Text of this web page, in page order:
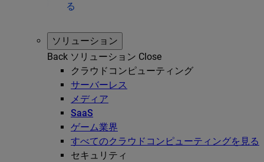
る
ソリューション
Back ソリューション Close
クラウドコンピューティング
サーバーレス
メディア
SaaS
ゲーム業界
すべてのクラウドコンピューティングを見る
セキュリティ